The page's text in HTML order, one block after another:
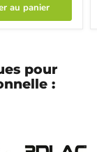
au panier
pour
: